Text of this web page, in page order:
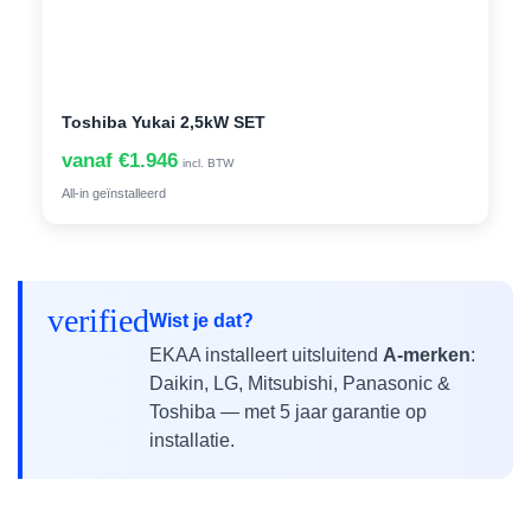
Toshiba Yukai 2,5kW SET
vanaf €1.946 incl. BTW
All-in geïnstalleerd
verifiedWist je dat?
EKAA installeert uitsluitend A-merken:
Daikin, LG, Mitsubishi, Panasonic &
Toshiba — met 5 jaar garantie op
installatie.